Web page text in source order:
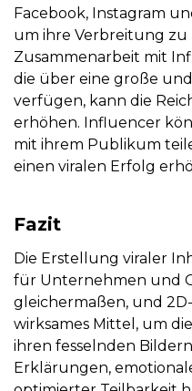
Facebook, Instagram
um ihre Verbreitung zu
Zusammenarbeit mit
die über eine große
verfügen, kann die
erhöhen. Influencer
mit ihrem Publikum
einen viralen Erfolg
Fazit
Die Erstellung viraler
für Unternehmen und
gleichermaßen, und
wirksames Mittel, um
ihren fesselnden
Erklärungen,